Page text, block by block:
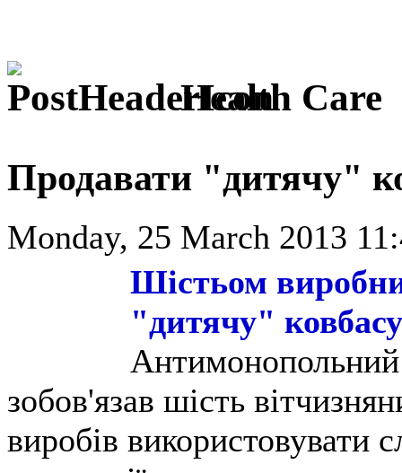
Health Care
Продавати "дитячу"
Monday, 25 March 2013
Шістьом
"дитячу" ковбасу
зобов'язав шість
виробів використовувати